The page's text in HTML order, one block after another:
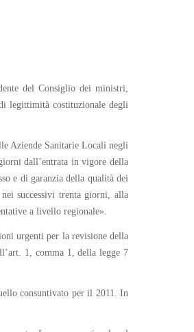
del Consiglio dei ministri,
legittimità costituzionale degli
Aziende Sanitarie Locali negli
dall’entrata in vigore della
e di garanzia della qualità dei
successivi trenta giorni, alla
a livello regionale».
urgenti per la revisione della
1, comma 1, della legge 7
consuntivato per il 2011. In